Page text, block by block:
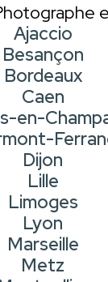
Ajaccio
Besançon
Bordeaux
Caen
en-
Dijon
Lille
Limoges
Lyon
Marseille
Metz